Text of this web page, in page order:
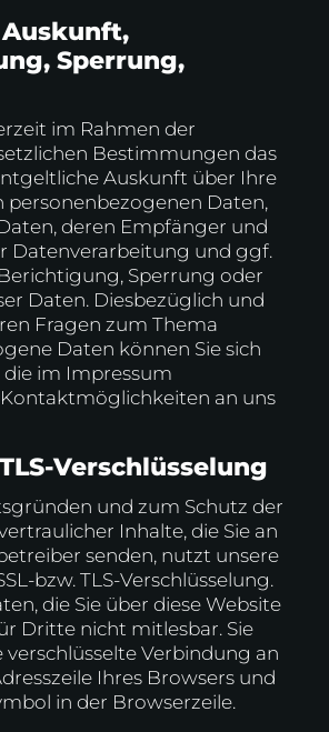
Sperrung,
im Rahmen der
Bestimmungen das
Auskunft über Ihre
personenbezogenen Daten,
deren Empfänger und
Datenverarbeitung und ggf.
Sperrung oder
Daten. Diesbezüglich und
Fragen zum Thema
Daten können Sie sich
im Impressum
an uns
Verschlüsselung
und zum Schutz der
Inhalte, die Sie an
senden, nutzt unsere
bzw. TLS-Verschlüsselung.
die Sie über diese Website
Dritte nicht mitlesbar. Sie
verschlüsselte Verbindung an
Ihres Browsers und
in der Browserzeile.